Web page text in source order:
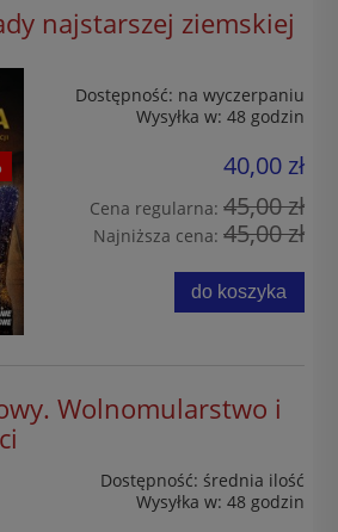
najstarszej ziemskiej
Dostępność: na wyczerpaniu
Wysyłka w: 48 godzin
40,00 zł
Cena regularna: 45,00 zł
Najniższa cena: 45,00 zł
do koszyka
Wolnomularstwo i
Dostępność: średnia ilość
Wysyłka w: 48 godzin